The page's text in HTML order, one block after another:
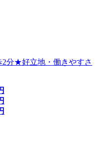
分★好立地・働きやすさ